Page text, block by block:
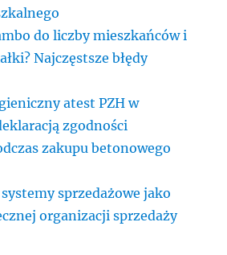
do liczby mieszkańców i
Najczęstsze błędy
atest PZH w
zgodności
zakupu betonowego
sprzedażowe jako
organizacji sprzedaży